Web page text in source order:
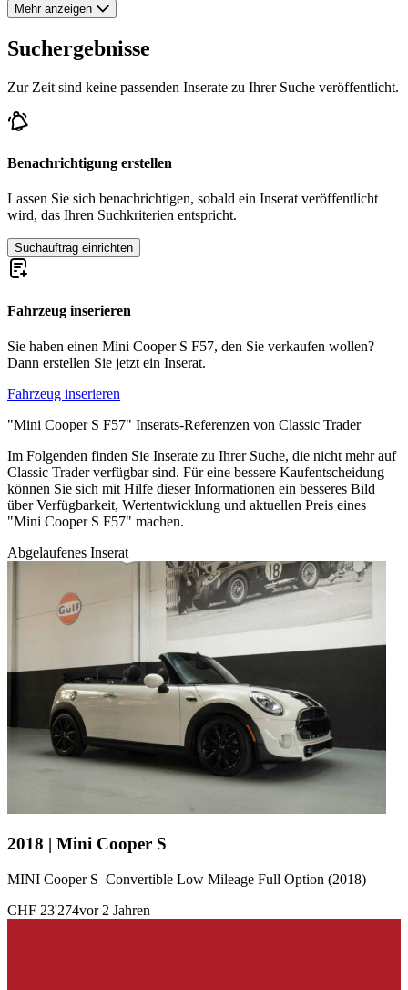
Mini 1000
Mini 1275
Mini 850
Mini Cooper
Mini One
Mehr anzeigen
Suchergebnisse
Zur Zeit sind keine passenden Inserate zu Ihrer Suche veröffentlicht.
Benachrichtigung erstellen
Lassen Sie sich benachrichtigen, sobald ein Inserat veröffentlicht
wird, das Ihren Suchkriterien entspricht.
Suchauftrag einrichten
Fahrzeug inserieren
Sie haben einen Mini Cooper S F57, den Sie verkaufen wollen?
Dann erstellen Sie jetzt ein Inserat.
Fahrzeug inserieren
"Mini Cooper S F57" Inserats-Referenzen von Classic Trader
Im Folgenden finden Sie Inserate zu Ihrer Suche, die nicht mehr auf
Classic Trader verfügbar sind. Für eine bessere Kaufentscheidung
können Sie sich mit Hilfe dieser Informationen ein besseres Bild
über Verfügbarkeit, Wertentwicklung und aktuellen Preis eines
"Mini Cooper S F57" machen.
Abgelaufenes Inserat
2018 | Mini Cooper S
MINI Cooper S Convertible Low Mileage Full Option (2018)
CHF 23'274vor 2 Jahren